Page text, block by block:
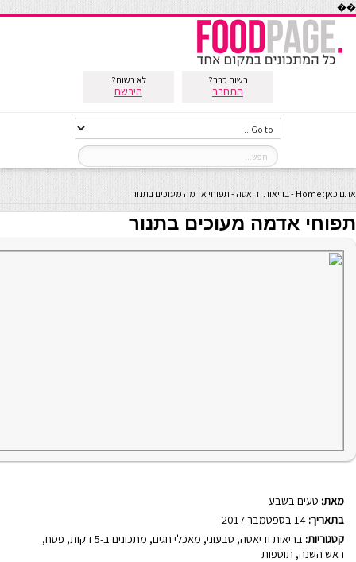
��
רשום כבר?
התחבר
לא רשום?
הירשם
אתם כאן: Home
-בריאות ודיאטה - תפוחי אדמה מעוכים בתנור
תפוחי אדמה מעוכים בתנור
מאת: טעים בשבע
בתאריך:
קטגוריות: בריאות ודיאטה, טבעוני, מאכלי חגים, מתכונים ב-5 דקות , פסח,
ראש השנה, תוספות